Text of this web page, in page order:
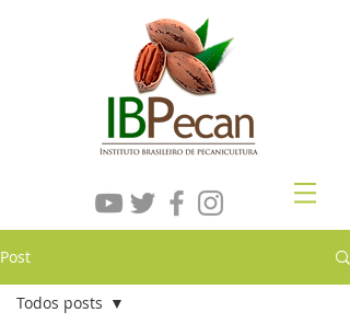
Post
Todos posts